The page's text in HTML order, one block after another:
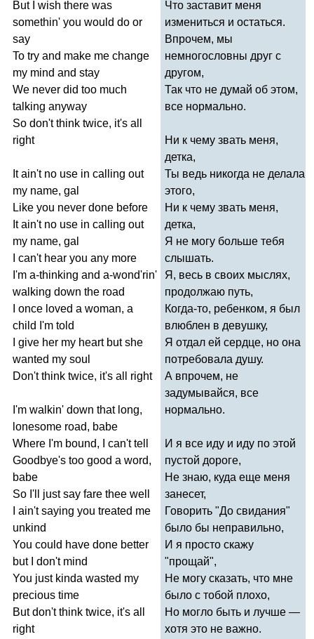
But
wish there was
somethin' you would do or
say
To try and make me change
my mind and stay
We never did too much
talking anyway
So don't think twice, it's all
right
It ain't no use in calling out
my name, gal
Like you never done before
It ain't no use in calling out
my name, gal
can't hear you any more
I'm a-thinking and a-wond'rin'
walking down the road
once loved a woman, a
child I'm told
give her my heart but she
wanted my soul
Don't think twice, it's all right
I'm walkin' down that long,
lonesome road, babe
Where I'm bound, can't tell
Goodbye's too good a word,
babe
So I'll just say fare thee well
ain't saying you treated me
unkind
You could have done better
but
don't mind
You just kinda wasted my
precious time
But don't think twice, it's all
right
Что заставит меня
измениться и остаться.
Впрочем, мы
немногословны друг с
другом,
Так что не думай об этом,
все нормально.
Ни к чему звать меня,
детка,
Ты ведь никогда не делала
этого,
Ни к чему звать меня,
детка,
Я не могу больше тебя
слышать.
Я, весь в своих мыслях,
продолжаю путь,
Когда-то, ребенком, я был
влюблен в девушку,
Я отдал ей сердце, но она
потребовала душу.
А впрочем, не
задумывайся, все
нормально.
И я все иду и иду по этой
пустой дороге,
Не знаю, куда еще меня
занесет,
Говорить "До свидания"
было бы неправильно,
И я просто скажу
"прощай",
Не могу сказать, что мне
было с тобой плохо,
Но могло быть и лучше —
хотя это не важно.